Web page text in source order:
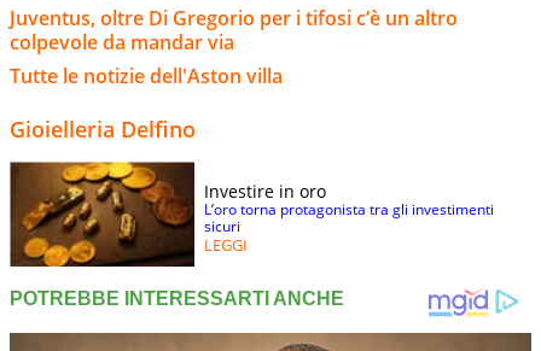
Juventus, oltre Di Gregorio per i tifosi c’è un altro
colpevole da mandar via
Tutte le notizie dell'Aston villa
Gioielleria Delfino
Investire in oro
L’oro torna protagonista tra gli investimenti
sicuri
LEGGI